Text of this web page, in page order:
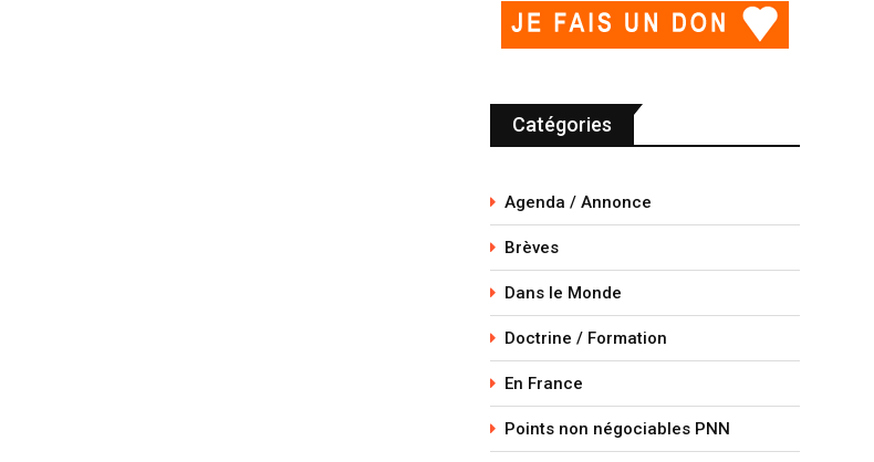
Catégories
Agenda / Annonce
Brèves
Dans le Monde
Doctrine / Formation
En France
Points non négociables PNN